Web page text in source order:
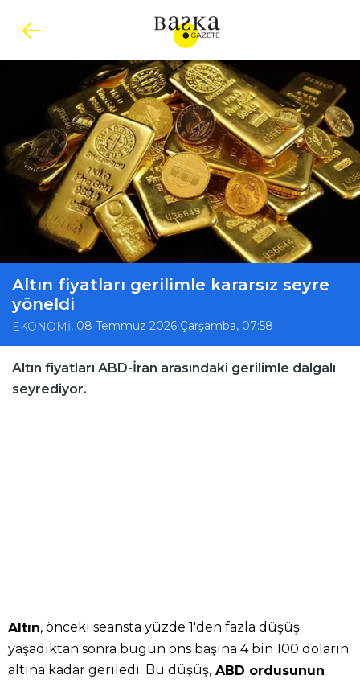
Altın fiyatları gerilimle kararsız seyre
yöneldi
EKONOMİ, 08 Temmuz 2026 Çarşamba, 07:58
Altın fiyatları ABD-İran arasındaki gerilimle dalgalı
seyrediyor.
Altın, önceki seansta yüzde 1'den fazla düşüş
yaşadıktan sonra bugün ons başına 4 bin 100 doların
altına kadar geriledi. Bu düşüş, ABD ordusunun